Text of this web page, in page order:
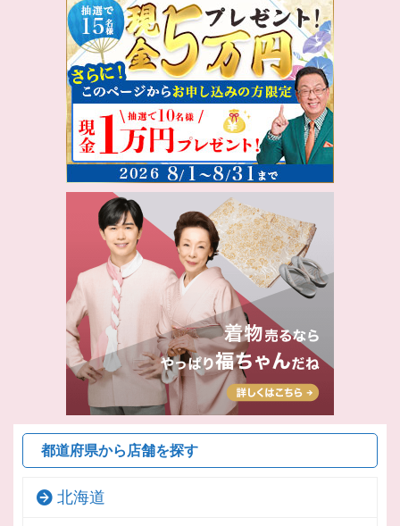
都道府県から店舗を探す
北海道